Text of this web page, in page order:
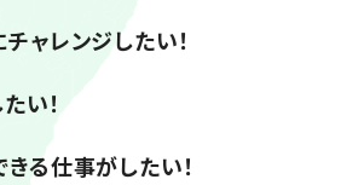
ャレンジしたい！
い！
る仕事がしたい！